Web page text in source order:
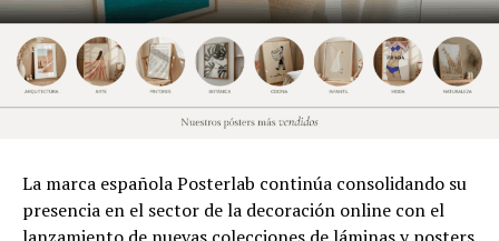
La marca española Posterlab continúa consolidando su
presencia en el sector de la decoración online con el